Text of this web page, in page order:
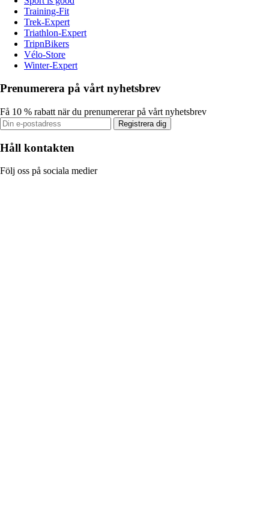
Training-Fit
Trek-Expert
Triathlon-Expert
TripnBikers
Vélo-Store
Winter-Expert
Prenumerera på vårt nyhetsbrev
Få 10 % rabatt när du prenumererar på vårt nyhetsbrev
Registrera dig
Håll kontakten
Följ oss på sociala medier